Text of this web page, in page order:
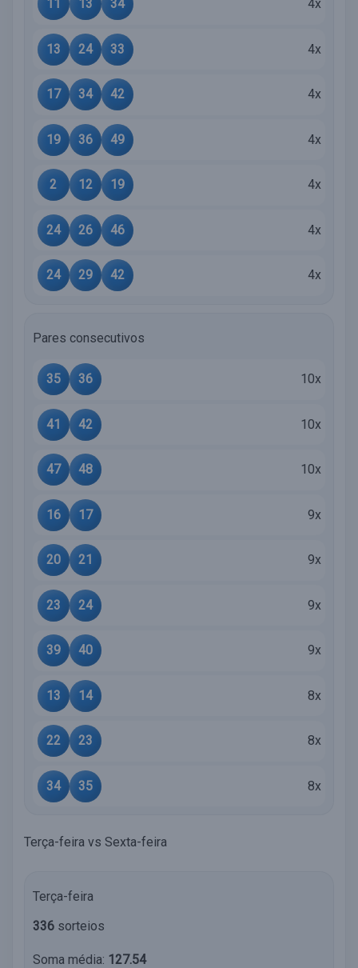
11 13 34 4x
13 24 33 4x
17 34 42 4x
19 36 49 4x
2 12 19 4x
24 26 46 4x
24 29 42 4x
Pares consecutivos
35 36 10x
41 42 10x
47 48 10x
16 17 9x
20 21 9x
23 24 9x
39 40 9x
13 14 8x
22 23 8x
34 35 8x
Terça-feira vs Sexta-feira
Terça-feira
336 sorteios
Soma média: 127.54